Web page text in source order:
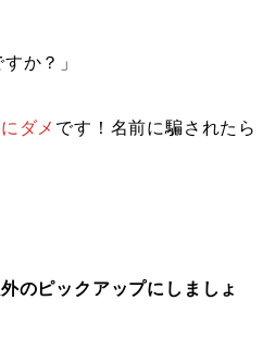
か？」
ダメ です！名前に騙されたら
のピックアップにしましょ